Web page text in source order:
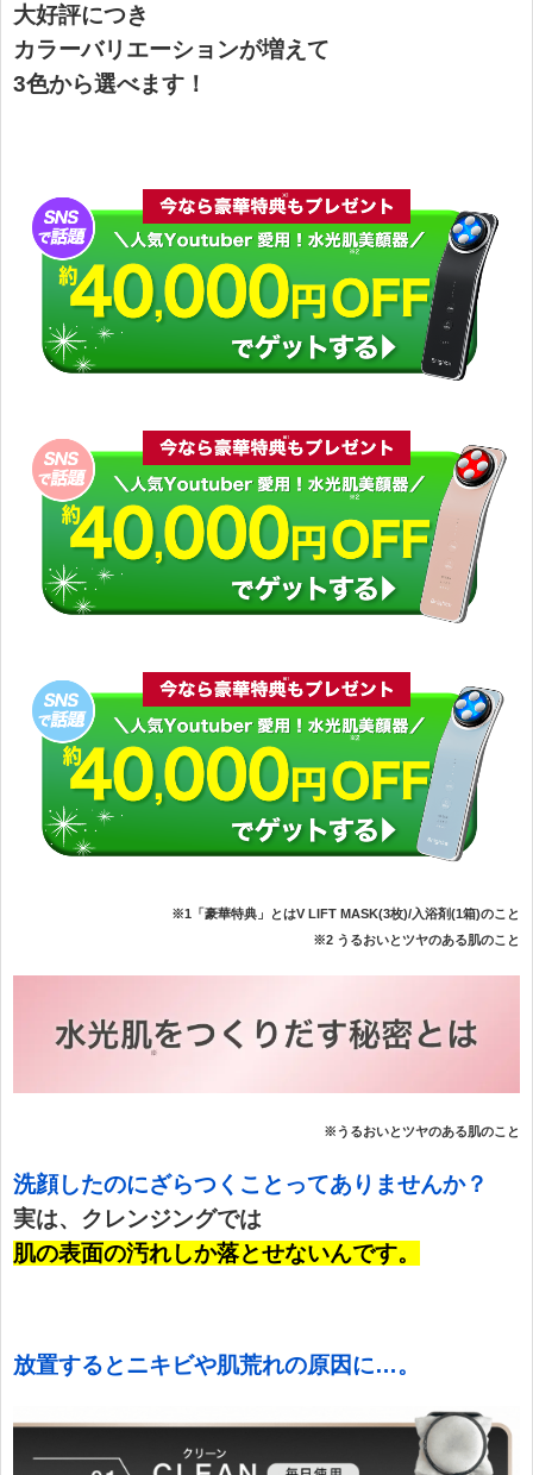
大好評につき
カラーバリエーションが増えて
3色から選べます！
※1「豪華特典」とはV LIFT MASK(3枚)/入浴剤(1箱)のこと
※2 うるおいとツヤのある肌のこと
※うるおいとツヤのある肌のこと
洗顔したのにざらつくことってありませんか？
実は、クレンジングでは
肌の表面の汚れしか落とせないんです。
放置するとニキビや肌荒れの原因に…。